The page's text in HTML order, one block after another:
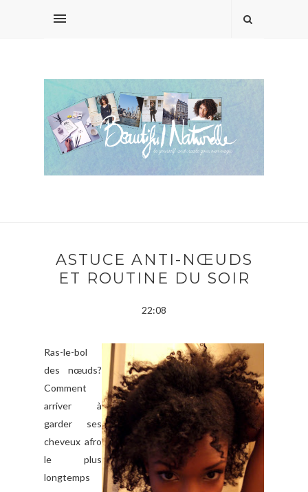
ASTUCE ANTI-NŒUDS
ET ROUTINE DU SOIR
22:08
Ras-le-bol
des nœuds?
Comment
arriver à
garder ses
cheveux afro
le plus
longtemps